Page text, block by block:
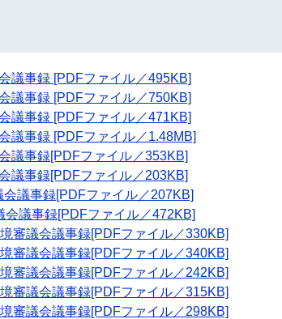
議事録 [PDFファイル／495KB]
議事録 [PDFファイル／750KB]
議事録 [PDFファイル／471KB]
議事録 [PDFファイル／1.48MB]
議事録[PDFファイル／353KB]
議事録[PDFファイル／203KB]
議事録[PDFファイル／207KB]
会議事録[PDFファイル／472KB]
審議会議事録[PDFファイル／330KB]
審議会議事録[PDFファイル／340KB]
審議会議事録[PDFファイル／242KB]
審議会議事録[PDFファイル／315KB]
審議会議事録[PDFファイル／298KB]